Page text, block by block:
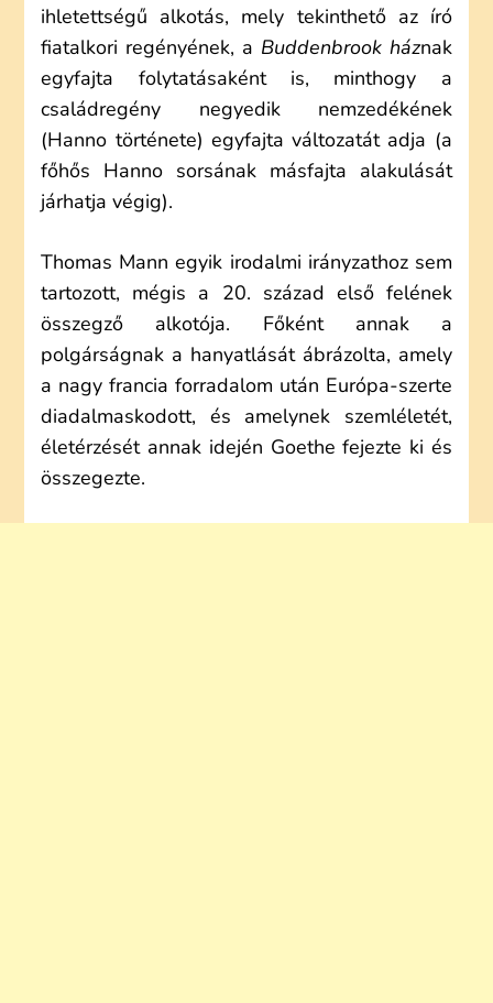
ihletettségű alkotás, mely tekinthető az író
fiatalkori regényének, a Buddenbrook háznak
egyfajta folytatásaként is, minthogy a
családregény negyedik nemzedékének
(Hanno története) egyfajta változatát adja (a
főhős Hanno sorsának másfajta alakulását
járhatja végig).
Thomas Mann egyik irodalmi irányzathoz sem
tartozott, mégis a 20. század első felének
összegző alkotója. Főként annak a
polgárságnak a hanyatlását ábrázolta, amely
a nagy francia forradalom után Európa-szerte
diadalmaskodott, és amelynek szemléletét,
életérzését annak idején Goethe fejezte ki és
összegezte.